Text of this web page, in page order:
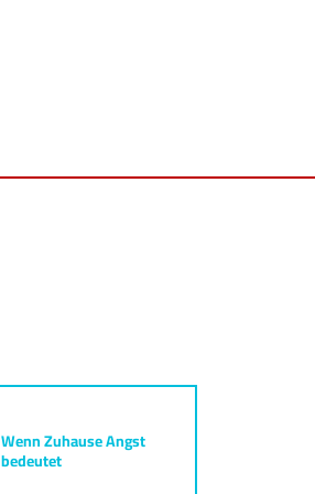
Wenn Zuhause Angst
bedeutet